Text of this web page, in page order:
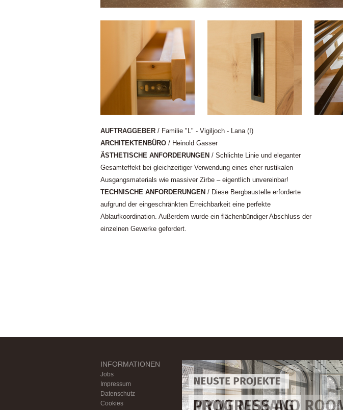
AUFTRAGGEBER / Familie "L" - Vigiljoch - Lana (I)
ARCHITEKTENBÜRO / Heinold Gasser
ÄSTHETISCHE ANFORDERUNGEN / Schlichte Linie und eleganter
Gesamteffekt bei gleichzeitiger Verwendung eines eher rustikalen
Ausgangsmaterials wie massiver Zirbe – eigentlich unvereinbar!
TECHNISCHE ANFORDERUNGEN / Diese Bergbaustelle erforderte
aufgrund der eingeschränkten Erreichbarkeit eine perfekte
Ablaufkoordination. Außerdem wurde ein flächenbündiger Abschluss der
einzelnen Gewerke gefordert.
INFORMATIONEN
Jobs
Impressum
Datenschutz
Cookies
Footer Slide - Mynt
Footer Slide - Progress
Footer Slide - Schär
Footer Slide - Sattel
Footer Slide - Pur